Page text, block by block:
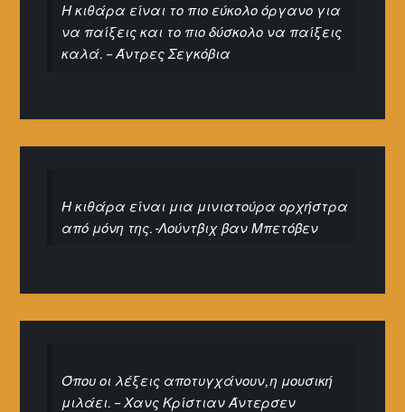
Η κιθάρα είναι το πιο εύκολο όργανο για
να παίξεις και το πιο δύσκολο να παίξεις
καλά. – Άντρες Σεγκόβια
Η κιθάρα είναι μια μινιατούρα ορχήστρα
από μόνη της. -Λούντβιχ βαν Μπετόβεν
Όπου οι λέξεις αποτυγχάνουν, η μουσική
μιλάει. – Χανς Κρίστιαν Άντερσεν